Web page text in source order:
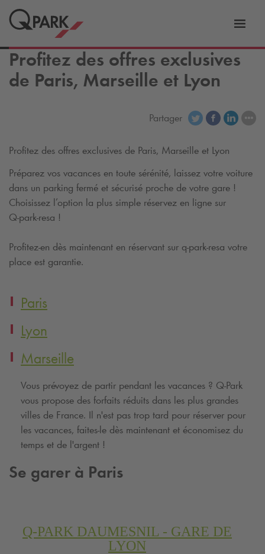
vers
Profitez des offres exclusives
de Paris, Marseille et Lyon
Partager
Profitez des offres exclusives de Paris, Marseille et Lyon
Préparez vos vacances en toute sérénité, laissez votre voiture
dans un parking fermé et sécurisé proche de votre gare !
Choisissez l’option la plus simple réservez en ligne sur
Q-park-resa !
Profitez-en dès maintenant en réservant sur q-park-resa votre
place est garantie.
Paris
Lyon
Marseille
Vous prévoyez de partir pendant les vacances ? Q-Park
vous propose des forfaits réduits dans les plus grandes
villes de France. Il n'est pas trop tard pour réserver pour
les vacances, faites-le dès maintenant et économisez du
temps et de l'argent !
Se garer à Paris
Q-PARK DAUMESNIL - GARE DE
LYON